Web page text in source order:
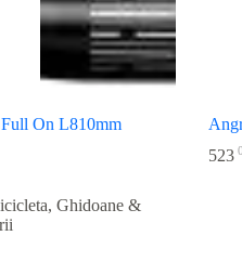
On L810mm
, Ghidoane &
523